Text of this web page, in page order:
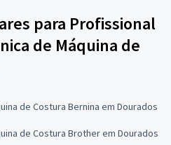
para Profissional
de Máquina de
de Costura Bernina em Dourados
de Costura Brother em Dourados